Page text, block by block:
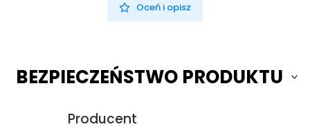
Oceń i opisz
BEZPIECZEŃSTWO PRODUKTU
Producent